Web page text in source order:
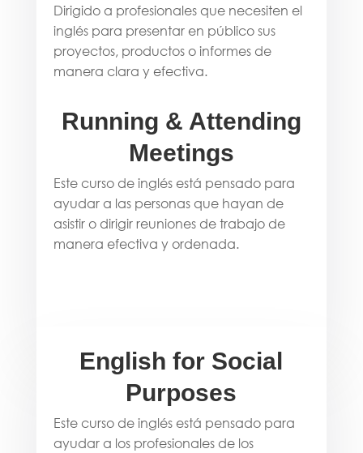
Dirigido a profesionales que necesiten el
inglés para presentar en público sus
proyectos, productos o informes de
manera clara y efectiva.
Running & Attending
Meetings
Este curso de inglés está pensado para
ayudar a las personas que hayan de
asistir o dirigir reuniones de trabajo de
manera efectiva y ordenada.
English for Social
Purposes
Este curso de inglés está pensado para
ayudar a los profesionales de los